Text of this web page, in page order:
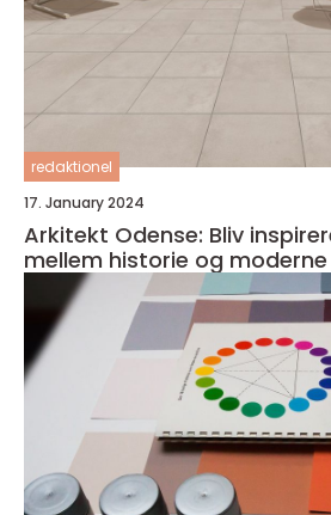
redaktionel
17. January 2024
Arkitekt Odense: Bliv
mellem historie og